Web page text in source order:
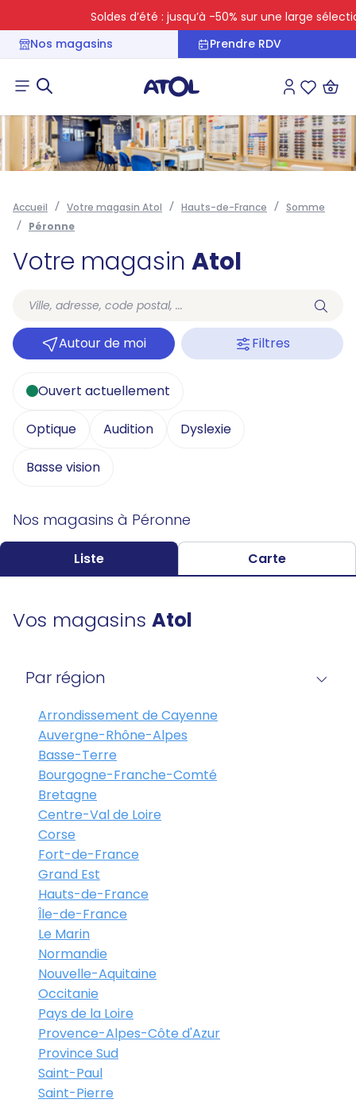
Soldes d’été : jusqu’à -50% sur une large sélection
Nos magasins
Prendre RDV
Connexion
Accueil Votre magasin Atol Hauts-de-France
Somme
Péronne
Votre magasin Atol
Autour de moi Filtres
Ouvert actuellement
Optique Audition Dyslexie
Basse vision
Nos magasins à Péronne
Liste Carte
Vos magasins Atol
Par région
Arrondissement de Cayenne
Auvergne-Rhône-Alpes
Basse-Terre
Bourgogne-Franche-Comté
Bretagne
Centre-Val de Loire
Corse
Fort-de-France
Grand Est
Hauts-de-France
Île-de-France
Le Marin
Normandie
Nouvelle-Aquitaine
Occitanie
Pays de la Loire
Provence-Alpes-Côte d'Azur
Province Sud
Saint-Paul
Saint-Pierre